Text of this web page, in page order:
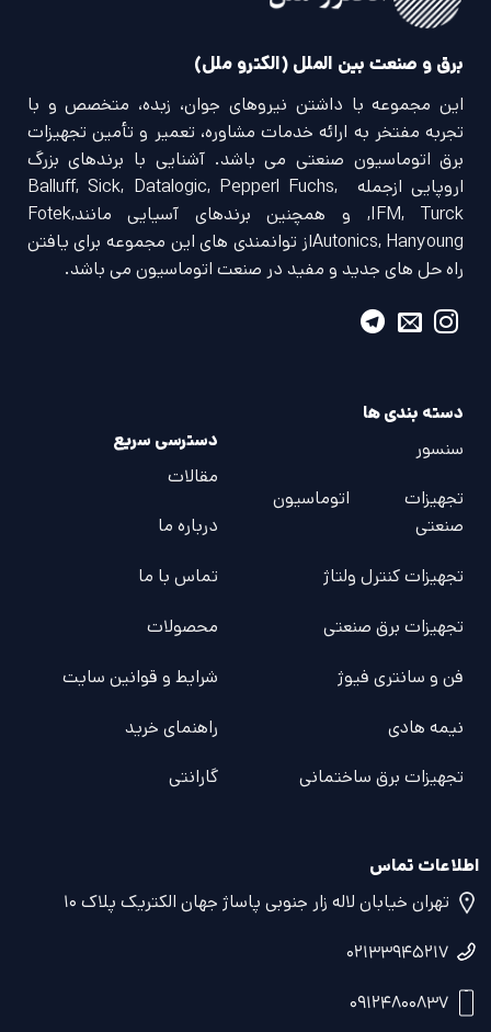
برق و صنعت بین الملل (الکترو ملل)
این مجموعه با داشتن نیروهای جوان، زبده، متخصص و با
تجربه مفتخر به ارائه خدمات مشاوره، تعمیر و تأمین تجهیزات
برق اتوماسیون صنعتی می باشد. آشنایی با برندهای بزرگ
اروپایی ازجمله Balluff, Sick, Datalogic, Pepperl Fuchs,
IFM, Turck, و همچنین برندهای آسیایی مانندFotek,
Autonics, Hanyoungاز توانمندی های این مجموعه برای یافتن
راه حل های جدید و مفید در صنعت اتوماسیون می باشد.
دسته بندی ها
سنسور
تجهیزات اتوماسیون
صنعتی
تجهیزات کنترل ولتاژ
تجهیزات برق صنعتی
فن و سانتری فیوژ
نیمه هادی
تجهیزات برق ساختمانی
دسترسی سریع
مقالات
درباره ما
تماس با ما
محصولات
شرایط و قوانین سایت
راهنمای خرید
گارانتی
اطلاعات تماس
تهران خیابان لاله زار جنوبی پاساژ جهان الکتریک پلاک ۱۰
۰۲۱۳۳۹۴۵۲۱۷
۰۹۱۲۴۸۰۰۸۳۷